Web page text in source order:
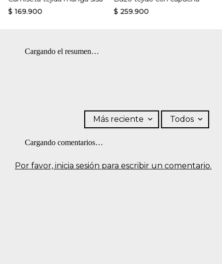
$ 169.900
$ 259.900
Cargando el resumen…
Por favor, inicia sesión para escribir un comentario.
Más reciente Todos
Cargando comentarios…